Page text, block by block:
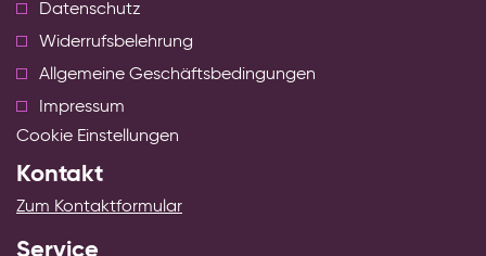
Datenschutz
Widerrufsbelehrung
Allgemeine Geschäftsbedingungen
Impressum
Cookie Einstellungen
Kontakt
Zum Kontaktformular
Service